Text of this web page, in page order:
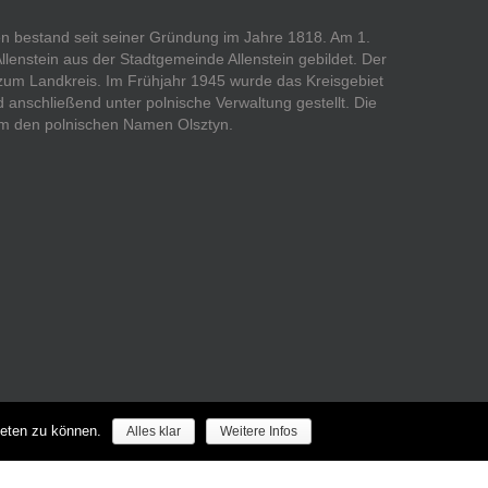
bestand seit seiner Gründung im Jahre 1818. Am 1.
aus der Stadtgemeinde Allenstein gebildet. Der
Landkreis. Im Frühjahr 1945 wurde das Kreisgebiet
unter polnische Verwaltung gestellt. Die
den polnischen Namen Olsztyn.
zu können. Alles klar Weitere Infos